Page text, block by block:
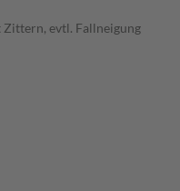
Zittern, evtl. Fallneigung